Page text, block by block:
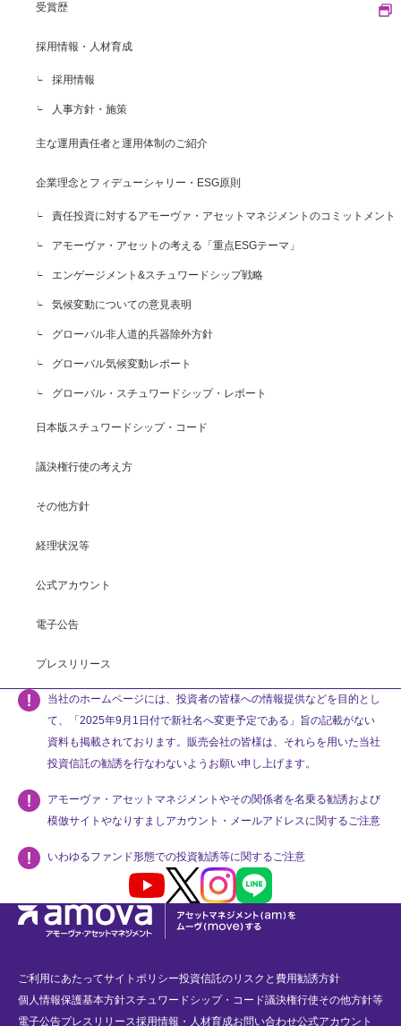
受賞歴
採用情報・人材育成
採用情報
人事方針・施策
主な運用責任者と運用体制のご紹介
企業理念とフィデューシャリー・ESG原則
責任投資に対するアモーヴァ・アセットマネジメントのコミットメント
アモーヴァ・アセットの考える「重点ESGテーマ」
エンゲージメント&スチュワードシップ戦略
気候変動についての意見表明
グローバル非人道的兵器除外方針
グローバル気候変動レポート
グローバル・スチュワードシップ・レポート
日本版スチュワードシップ・コード
議決権行使の考え方
その他方針
経理状況等
公式アカウント
電子公告
プレスリリース
当社のホームページには、投資者の皆様への情報提供などを目的とし
て、「2025年9月1日付で新社名へ変更予定である」旨の記載がない
資料も掲載されております。販売会社の皆様は、それらを用いた当社
投資信託の勧誘を行なわないようお願い申し上げます。
アモーヴァ・アセットマネジメントやその関係者を名乗る勧誘および
模倣サイトやなりすましアカウント・メールアドレスに関するご注意
いわゆるファンド形態での投資勧誘等に関するご注意
Youtube X InstagramLINE
ご利用にあたってサイトポリシー投資信託のリスクと費用勧誘方針
個人情報保護基本方針スチュワードシップ・コード議決権行使その他方針等
電子公告プレスリリース採用情報・人材育成お問い合わせ公式アカウント